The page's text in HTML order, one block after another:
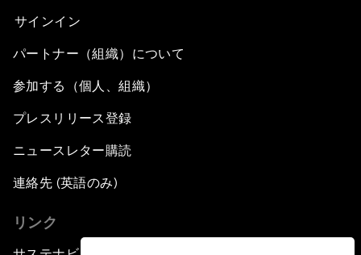
サインイン
パートナー（組織）について
参加する（個人、組織）
プレスリリース登録
ニュースレター購読
連絡先 (英語のみ)
リンク